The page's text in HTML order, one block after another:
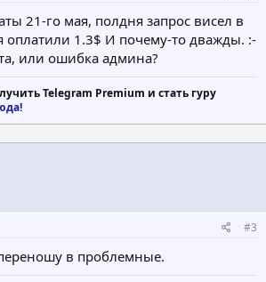
21-го мая, полдня запрос висел в
оплатили 1.3$ И почему-то дважды. :-
или ошибка админа?
Telegram Premium и стать гуру
#3
в проблемные.